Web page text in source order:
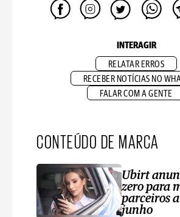
INTERAGIR
RELATAR ERROS
RECEBER NOTÍCIAS NO
FALAR COM A GENTE
CONTEÚDO DE MARCA
Ubirt
zero para
parceiros
junho